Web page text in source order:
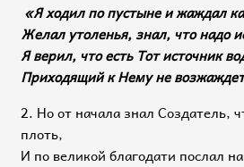
«Я ходил по пустыне и жаждал
Желал утоленья, знал, что надо
Я верил, что есть Тот источник
Приходящий к Нему не
2. Но от начала знал Создатель,
плоть,
И по великой благодати послал